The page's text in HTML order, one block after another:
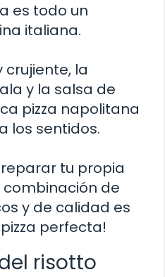
es todo un
italiana.
crujiente, la
y la salsa de
pizza napolitana
los sentidos.
tu propia
combinación de
y de calidad es
perfecta!
risotto